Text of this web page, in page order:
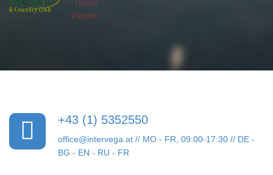
+43 (1) 5352550
office@intervega.at // MO - FR, 09:00-17:30 // DE -
BG - EN - RU - FR